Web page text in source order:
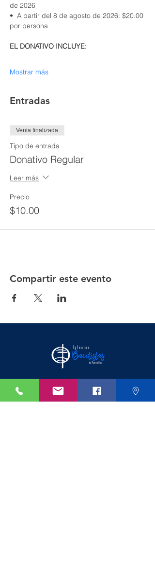
de 2026
•  A partir del 8 de agosto de 2026: $20.00
por persona
EL DONATIVO INCLUYE:
Mostrar más
Entradas
Venta finalizada
Tipo de entrada
Donativo Regular
Leer más
Precio
$10.00
Compartir este evento
Conecta